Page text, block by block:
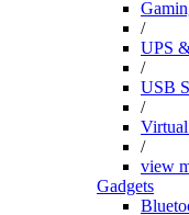
/
UPS
/
USB
/
/
view
Gadgets